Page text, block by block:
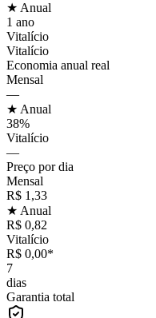
★ Anual
1 ano
Vitalício
Vitalício
Economia anual real
Mensal
—
★ Anual
38%
Vitalício
—
Preço por dia
Mensal
R$ 1,33
★ Anual
R$ 0,82
Vitalício
R$ 0,00*
7
dias
Garantia total